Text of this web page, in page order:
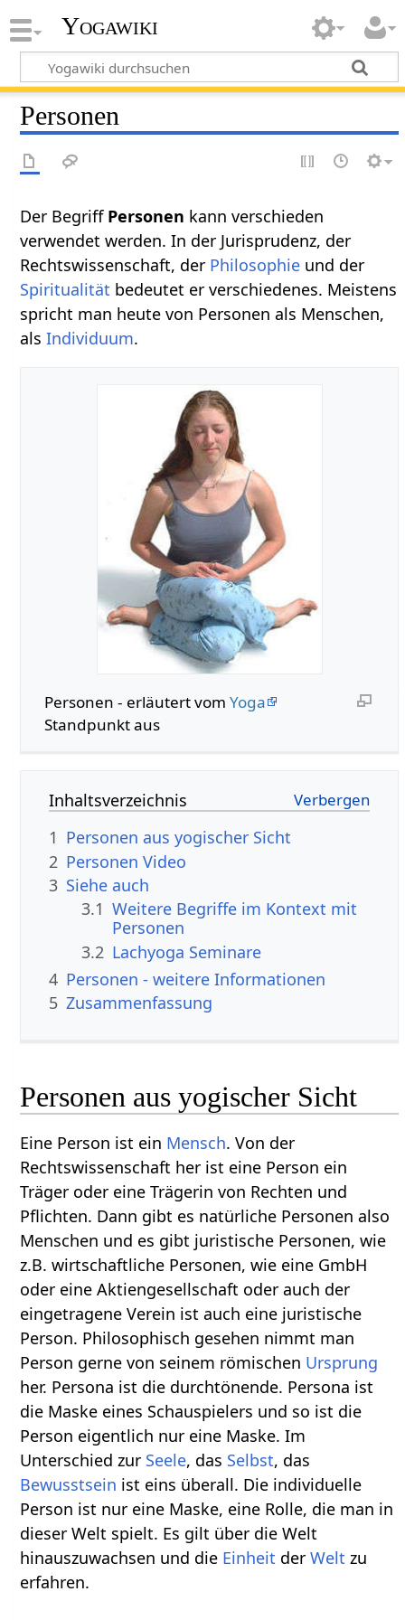
Yogawiki
Personen
Der Begriff
kann verschieden
verwendet werden. In der Jurisprudenz, der
Rechtswissenschaft, der Philosophie und der
Spiritualität bedeutet er verschiedenes. Meistens
spricht man heute von Personen als Menschen,
alsIndividuum.
Personen‏‎ - erläutert vom Yoga
Standpunkt aus
Inhaltsverzeichnis
1 Personen aus yogischer Sicht
2
Personen‏‎ Video
3 Siehe auch
3.1 Weitere Begriffe im Kontext mit
3.2 Lachyoga Seminare
4
Personen‏‎ - weitere Informationen
5 Zusammenfassung
Personen aus yogischer Sicht
Eine Person ist ein Mensch. Von der
Rechtswissenschaft her ist eine Person ein
Träger oder eine Trägerin von Rechten und
Pflichten. Dann gibt es natürliche Personen also
Menschen und es gibt juristische Personen, wie
z.B. wirtschaftliche Personen, wie eine GmbH
oder eine Aktiengesellschaft oder auch der
eingetragene Verein ist auch eine juristische
Person. Philosophisch gesehen nimmt man
Person gerne von seinem römischen Ursprung
her. Persona ist die durchtönende. Persona ist
die Maske eines Schauspielers und so ist die
Person eigentlich nur eine Maske. Im
Unterschied zur Seele, das Selbst, das
Bewusstsein ist eins überall. Die individuelle
Person ist nur eine Maske, eine Rolle, die man in
dieser Welt spielt. Es gilt über die Welt
hinauszuwachsen und die Einheit derWelt zu
erfahren.